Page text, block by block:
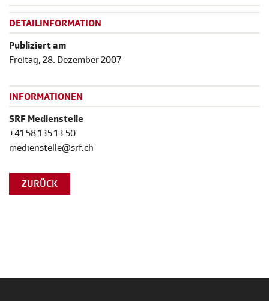
DETAILINFORMATION
Publiziert am
Freitag, 28. Dezember 2007
INFORMATIONEN
SRF Medienstelle
+41 58 135 13 50
medienstelle@srf.ch
ZURÜCK